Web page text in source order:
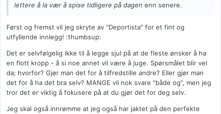
lettere å la vær å spise tidligere på dagen enn senere.
Først og fremst vil jeg skryte av "Deportista" for et fint og
utfyllende innlegg! :thumbsup:
Det er selvfølgelig ikke til å legge sjul på at de fleste ønsker å ha
en flott kropp - å si noe annet vil være å juge. Spørsmålet blir vel
da; hvorfor? Gjør man det for å tilfredstille andre? Eller gjør man
det for å ha det bra selv? MANGE vil nok svare "både og", men jeg
tror det er viktig å fokusere på at du gjør det for deg selv.
Jeg skal også innrømme at jeg også har jaktet på den perfekte